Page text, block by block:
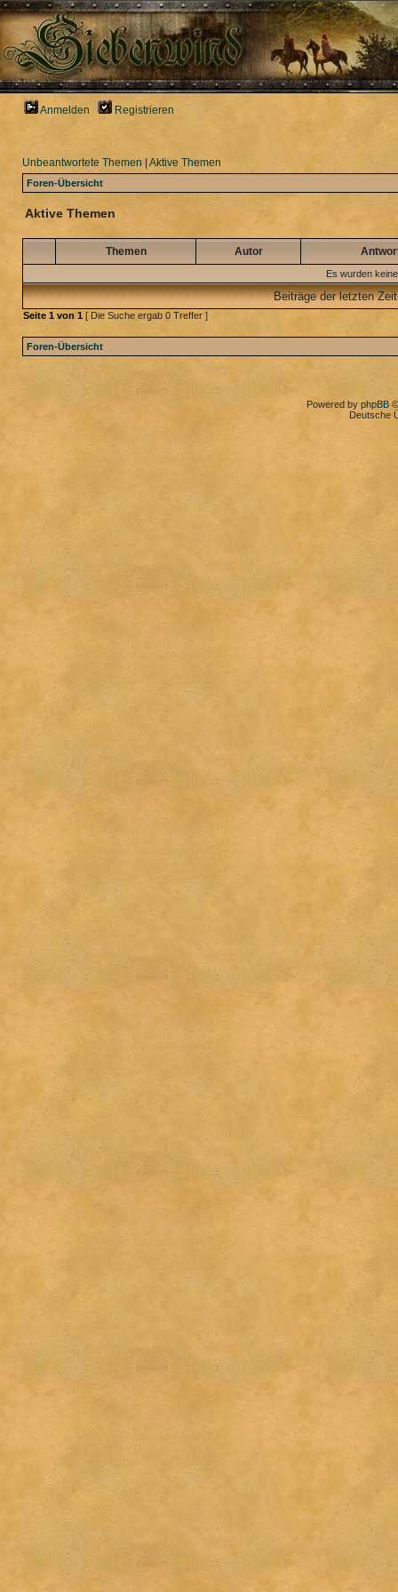
Anmelden Registrieren
Unbeantwortete Themen Aktive Themen
Foren-Übersicht
Aktive Themen
Themen Autor
Es wurden
Beiträge der letzten
Seite 1 von 1 [ Die Suche ergab 0 Treffer ]
Foren-Übersicht
Powered by phpBB
Deutsche